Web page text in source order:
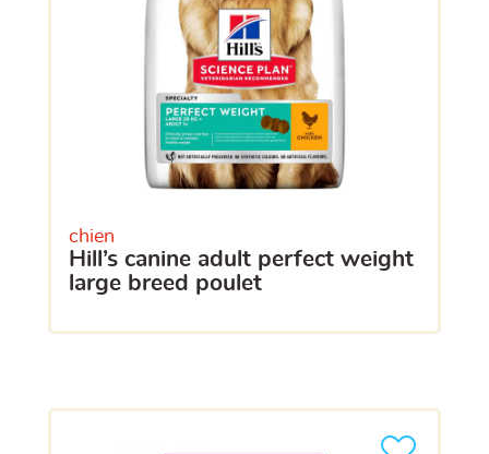
chien
hill’s canine adult perfect weight
large breed poulet